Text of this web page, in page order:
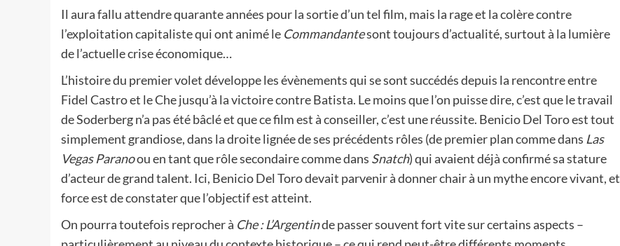
Il aura fallu attendre quarante années pour la sortie d’un tel film, mais la rage et la colère contre
l’exploitation capitaliste qui ont animé le Commandantesont toujours d’actualité, surtout à la lumière
de l’actuelle crise économique…
L’histoire du premier volet développe les évènements qui se sont succédés depuis la rencontre entre
Fidel Castro et le Che jusqu’à la victoire contre Batista. Le moins que l’on puisse dire, c’est que le travail
de Soderberg n’a pas été bâclé et que ce film est à conseiller, c’est une réussite. Benicio Del Toro est tout
simplement grandiose, dans la droite lignée de ses précédents rôles (de premier plan comme dans Las
Vegas Paranoou en tant que rôle secondaire comme dans Snatch) qui avaient déjà confirmé sa stature
d’acteur de grand talent. Ici, Benicio Del Toro devait parvenir à donner chair à un mythe encore vivant, et
force est de constater que l’objectif est atteint.
On pourra toutefois reprocher à Che : L’Argentinde passer souvent fort vite sur certains aspects –